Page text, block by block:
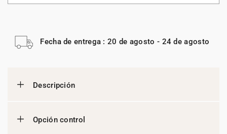
Fecha de entrega : 20 de agosto - 24 de agosto
Descripción
Opción control